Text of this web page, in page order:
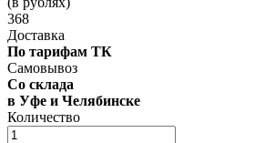
368
Доставка
По тарифам ТК
Самовывоз
Со склада
в Уфе и Челябинске
Количество